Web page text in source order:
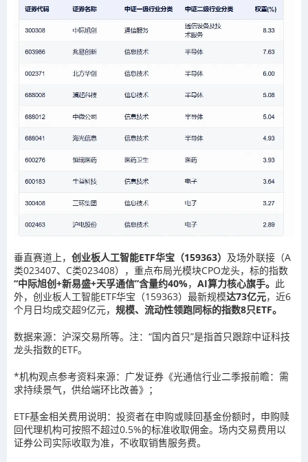
垂直赛道上， 创业板人工智能ETF华宝（159363） 及场外联接（A
类023407、C类023408），重点布局光模块CPO龙头，标的指数
“中际旭创+新易盛+天孚通信”含量约40%， AI算力核心旗手。 此
外，创业板人工智能ETF华宝（159363）最新规模达73亿元，近6
个月日均成交超9亿元， 规模、流动性领跑同标的指数8只ETF。
数据来源：沪深交易所等。注：“国内首只”是指首只跟踪中证科技
龙头指数的ETF。
*机构观点参考资料来源：广发证券《光通信行业二季报前瞻：需
求持续景气，供给端环比改善》；
ETF基金相关费用说明：投资者在申购或赎回基金份额时，申购赎
回代理机构可按照不超过0.5%的标准收取佣金。场内交易费用以
证券公司实际收取为准，不收取销售服务费。